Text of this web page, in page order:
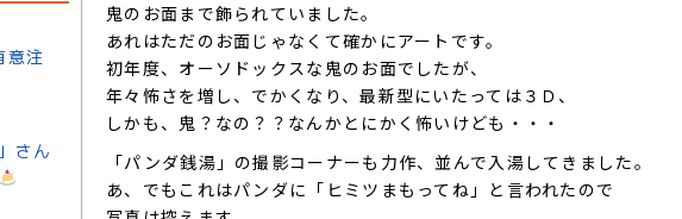
鬼のお面まで飾られていました。
あれはただのお面じゃなくて確かにアートです。
初年度、オーソドックスな鬼のお面でしたが、
年々怖さを増し、でかくなり、最新型にいたっては３Ｄ、
しかも、鬼？なの？？なんかとにかく怖いけども・・・
「パンダ銭湯」の撮影コーナーも力作、並んで入湯してきました。
あ、でもこれはパンダに「ヒミツまもってね」と言われたので
意注
さん